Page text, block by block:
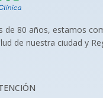
de 80 años, estamos
de nuestra ciudad y